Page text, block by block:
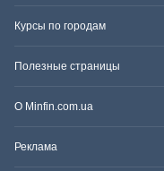
Курсы по городам
Полезные страницы
О Minfin.com.ua
Реклама